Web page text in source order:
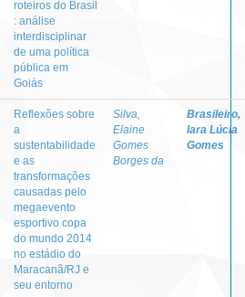
roteiros do Brasil
: análise
interdisciplinar
de uma política
pública em
Goiás
Reflexões sobre
a
sustentabilidade
e as
transformações
causadas pelo
megaevento
esportivo copa
do mundo 2014
no estádio do
Maracanã/RJ e
seu entorno
Silva,
Elaine
Gomes
Borges da
Brasileiro,
Iara Lúcia
Gomes